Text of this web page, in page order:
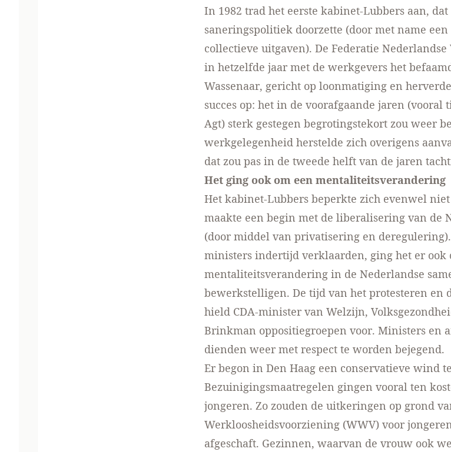
In 1982 trad het eerste kabinet-Lubbers aan, dat
saneringspolitiek doorzette (door met name
collectieve uitgaven). De Federatie
in hetzelfde jaar met de werkgevers het
Wassenaar, gericht op loonmatiging en
succes op: het in de voorafgaande jaren (vooral
Agt) sterk gestegen begrotingstekort zou weer
werkgelegenheid herstelde zich overigens
dat zou pas in de tweede helft van de jaren
Het ging ook om een mentaliteitsverandering
Het kabinet-Lubbers beperkte zich evenwel
maakte een begin met de liberalisering van de
(door middel van privatisering en
ministers indertijd verklaarden, ging het er ook
mentaliteitsverandering in de Nederlandse
bewerkstelligen. De tijd van het protesteren en
hield CDA-minister van Welzijn,
Brinkman oppositiegroepen voor. Ministers en
dienden weer met respect te worden bejegend.
Er begon in Den Haag een conservatieve wind
Bezuinigingsmaatregelen gingen vooral ten
jongeren. Zo zouden de uitkeringen op grond
Werkloosheidsvoorziening (WWV) voor
afgeschaft. Gezinnen, waarvan de vrouw ook